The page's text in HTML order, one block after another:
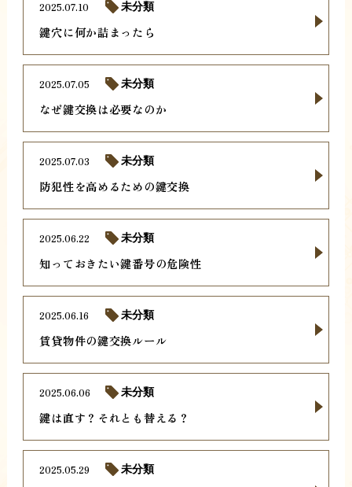
鍵穴に何か詰まったら
2025.07.10 未分類
なぜ鍵交換は必要なのか
2025.07.05 未分類
防犯性を高めるための鍵交換
2025.07.03 未分類
知っておきたい鍵番号の危険性
2025.06.22 未分類
賃貸物件の鍵交換ルール
2025.06.16 未分類
鍵は直す？それとも替える？
2025.06.06 未分類
2025.05.29 未分類